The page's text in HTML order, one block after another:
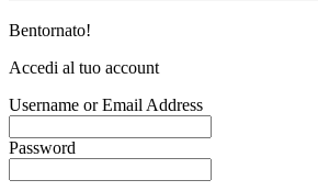
Bentornato!
Accedi al tuo account
Username or Email Address
Password